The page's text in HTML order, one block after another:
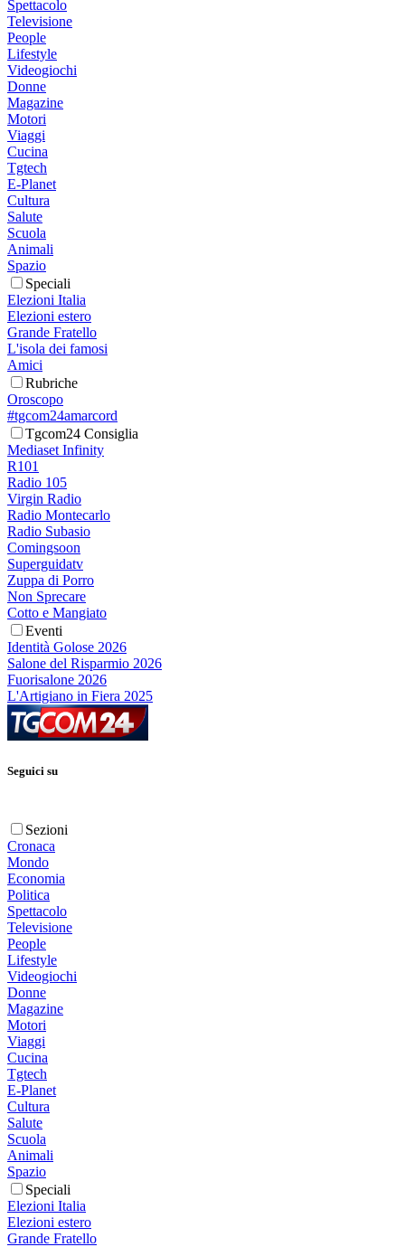
Spettacolo
Televisione
People
Lifestyle
Videogiochi
Donne
Magazine
Motori
Viaggi
Cucina
Tgtech
E-Planet
Cultura
Salute
Scuola
Animali
Spazio
Speciali
Elezioni Italia
Elezioni estero
Grande Fratello
L'isola dei famosi
Amici
Rubriche
Oroscopo
#tgcom24amarcord
Tgcom24 Consiglia
Mediaset Infinity
R101
Radio 105
Virgin Radio
Radio Montecarlo
Radio Subasio
Comingsoon
Superguidatv
Zuppa di Porro
Non Sprecare
Cotto e Mangiato
Eventi
Identità Golose 2026
Salone del Risparmio 2026
Fuorisalone 2026
L'Artigiano in Fiera 2025
Seguici su
Sezioni
Cronaca
Mondo
Economia
Politica
Spettacolo
Televisione
People
Lifestyle
Videogiochi
Donne
Magazine
Motori
Viaggi
Cucina
Tgtech
E-Planet
Cultura
Salute
Scuola
Animali
Spazio
Speciali
Elezioni Italia
Elezioni estero
Grande Fratello